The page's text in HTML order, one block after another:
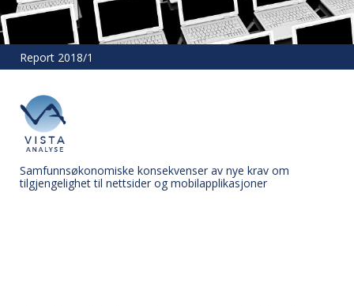
Report 2018/1
Samfunnsøkonomiske konsekvenser av nye krav om
tilgjengelighet til nettsider og mobilapplikasjoner